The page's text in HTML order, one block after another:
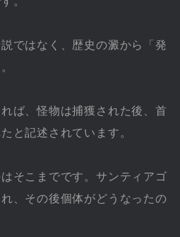
ではなく、歴史の澱から「発
ば、怪物は捕獲された後、首
と記述されています。
そこまでです。サンティアゴ
、その後個体がどうなったの